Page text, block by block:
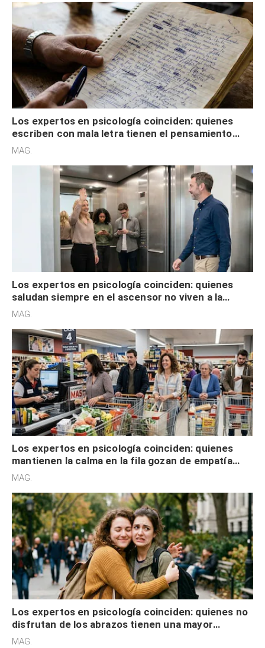
Los expertos en psicología coinciden: quienes
escriben con mala letra tienen el pensamiento
acelerado y no lo hacen por desinterés
MAG.
Los expertos en psicología coinciden: quienes
saludan siempre en el ascensor no viven a la
defensiva y tienen apertura social
MAG.
Los expertos en psicología coinciden: quienes
mantienen la calma en la fila gozan de empatía
cognitiva, gratitud y no solo tienen autocontrol
MAG.
Los expertos en psicología coinciden: quienes no
disfrutan de los abrazos tienen una mayor
sensibilidad a los estímulos físicos y no es por
MAG.